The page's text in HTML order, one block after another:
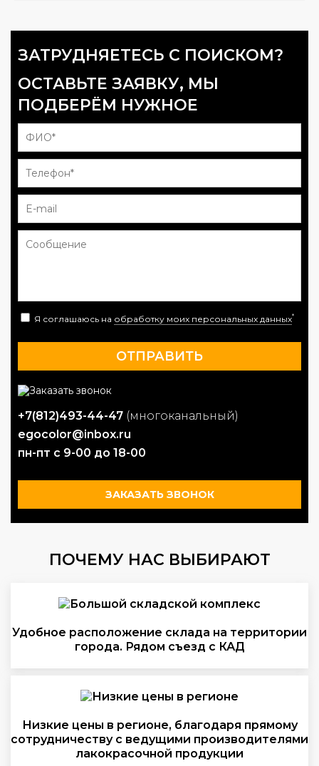
ЗАТРУДНЯЕТЕСЬ С ПОИСКОМ?
ОСТАВЬТЕ ЗАЯВКУ, МЫ
ПОДБЕРЁМ НУЖНОЕ
Я соглашаюсь на обработку моих персональных данных*
+7(812)493-44-47 (многоканальный)
egocolor@inbox.ru
пн-пт с 9-00 до 18-00
ЗАКАЗАТЬ ЗВОНОК
ПОЧЕМУ НАС ВЫБИРАЮТ
Удобное расположение склада на территории
города. Рядом съезд с КАД
Низкие цены в регионе, благодаря прямому
сотрудничеству с ведущими производителями
лакокрасочной продукции